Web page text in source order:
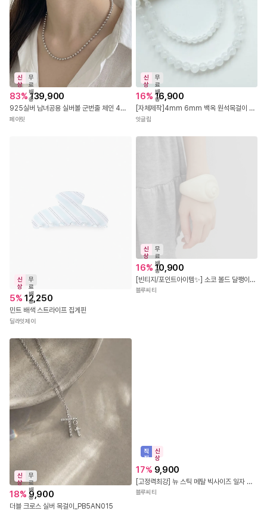
신
상
무
료
배
송
83% 139,900
925실버 남녀공용 실버볼 군번줄 체인 4mm 은볼 목걸이
페이릿
신
상
무
료
배
송
16% 16,900
[자체제작]4mm 6mm 백옥 원석목걸이 여름 레이어드 써지컬목걸이
잇글림
신
상
무
료
배
송
5% 12,250
민트 배색 스트라이프 집게핀
딜라잇제이
신
상
무
료
배
송
16% 10,900
[빈티지/포인트아이템✨] 소코 볼드 달팽이 쉘 오픈형 뱅글 팔찌 4color
블루씨티
신
상
무
료
배
송
18% 9,900
더블 크로스 실버 목걸이_PB5AN015
직
진
배
송
신
상
17% 9,900
[고정력최강] 뉴 스틱 메탈 빅사이즈 일자 헤어 롱 집게핀 3color
블루씨티